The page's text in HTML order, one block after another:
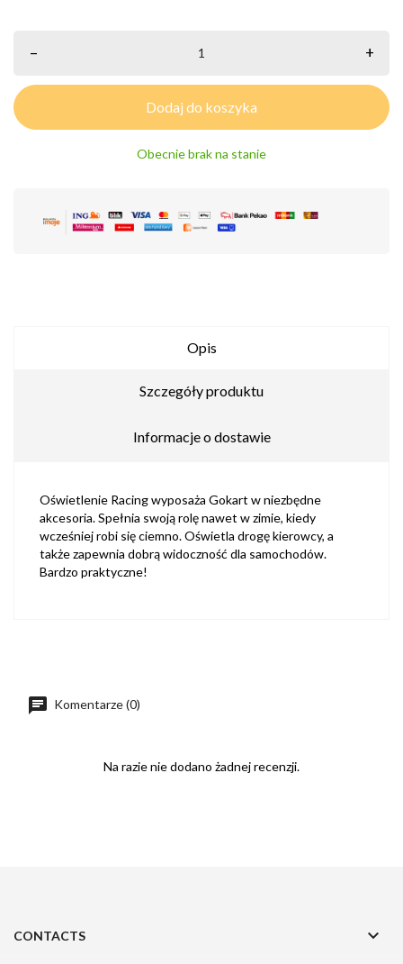
– +
Dodaj do koszyka
Obecnie brak na stanie
Opis
Szczegóły produktu
Informacje o dostawie
Oświetlenie Racing wyposaża Gokart w niezbędne
akcesoria. Spełnia swoją rolę nawet w zimie, kiedy
wcześniej robi się ciemno. Oświetla drogę kierowcy, a
także zapewnia dobrą widoczność dla samochodów.
Bardzo praktyczne!
Komentarze (0)
Na razie nie dodano żadnej recenzji.
CONTACTS 